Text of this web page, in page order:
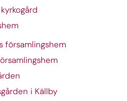
församlingshem
i Källby